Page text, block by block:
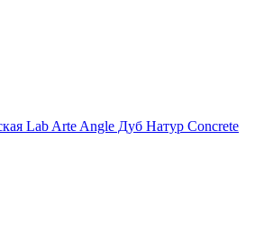
Lab Arte Angle Дуб Натур Concrete